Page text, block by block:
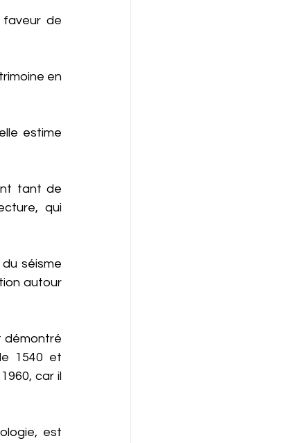
faveur de
en
estime
tant de
qui
séisme
autour
démontré
1540 et
car il
est